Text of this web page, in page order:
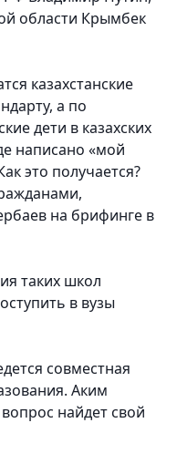
области Крымбек
казахстанские
а по
дети в казахских
написано «мой
это получается?
на брифинге в
таких школ
в вузы
совместная
Аким
найдет свой